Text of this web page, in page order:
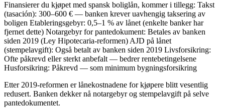
Finansierer du kjøpet med spansk boliglån, kommer i tillegg: Takst
(tasación): 300–600 € — banken krever uavhengig taksering av
boligen Etableringsgebyr: 0,5–1 % av lånet (enkelte banker har
fjernet dette) Notargebyr for pantedokument: Betales av banken
siden 2019 (Ley Hipotecaria-reformen) AJD på lånet
(stempelavgift): Også betalt av banken siden 2019 Livsforsikring:
Ofte påkrevd eller sterkt anbefalt — bedrer rentebetingelsene
Husforsikring: Påkrevd — som minimum bygningsforsikring
Etter 2019-reformen er lånekostnadene for kjøpere blitt vesentlig
redusert. Banken dekker nå notargebyr og stempelavgift på selve
pantedokumentet.